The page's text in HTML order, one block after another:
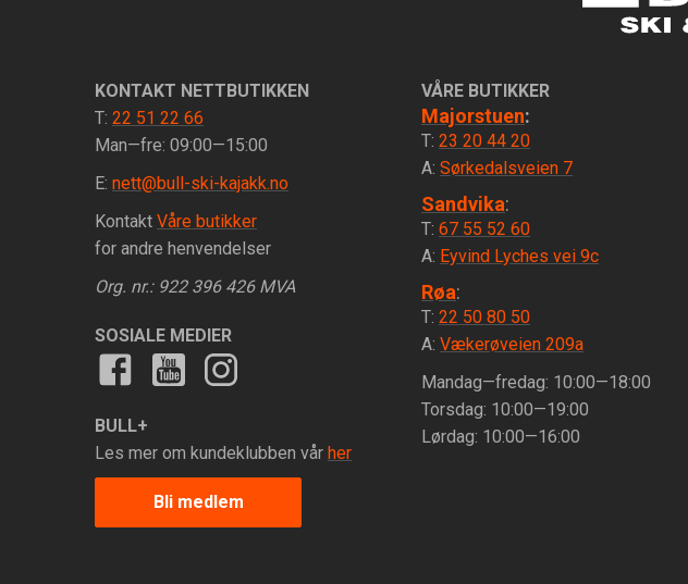
KONTAKT NETTBUTIKKEN
T: 22 51 22 66
Man—fre: 09:00—15:00
E: nett@bull-ski-kajakk.no
Kontakt Våre butikker
for andre henvendelser
Org. nr.: 922 396 426 MVA
SOSIALE MEDIER
BULL+
Les mer om kundeklubben vår her
Bli medlem
VÅRE BUTIKKER
Majorstuen:
T: 23 20 44 20
A: Sørkedalsveien 7
Sandvika:
T: 67 55 52 60
A: Eyvind Lyches vei 9c
Røa:
T: 22 50 80 50
A: Vækerøveien 209a
Mandag—fredag: 10:00—18:00
Torsdag: 10:00—19:00
Lørdag: 10:00—16:00